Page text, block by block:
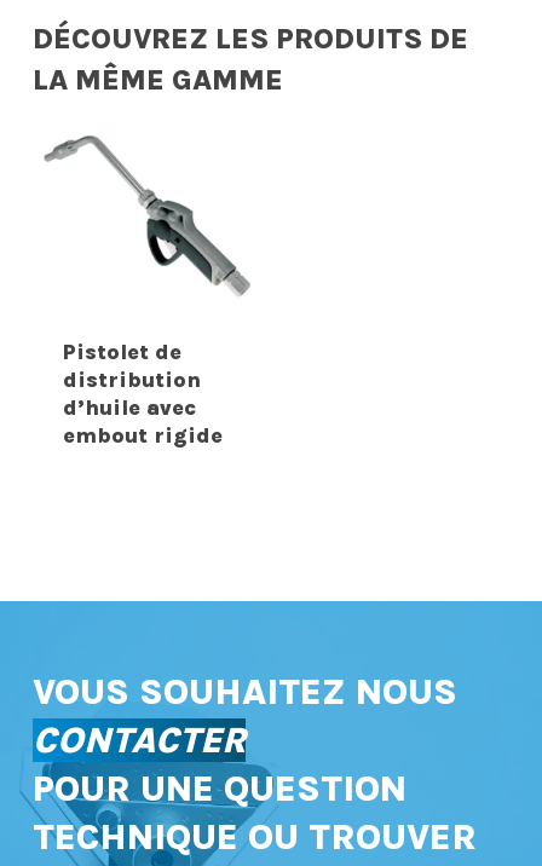
DÉCOUVREZ LES PRODUITS DE
LA MÊME GAMME
Pistolet de
distribution
d’huile avec
embout rigide
VOUS SOUHAITEZ NOUS
CONTACTER
POUR UNE QUESTION
TECHNIQUE OU TROUVER